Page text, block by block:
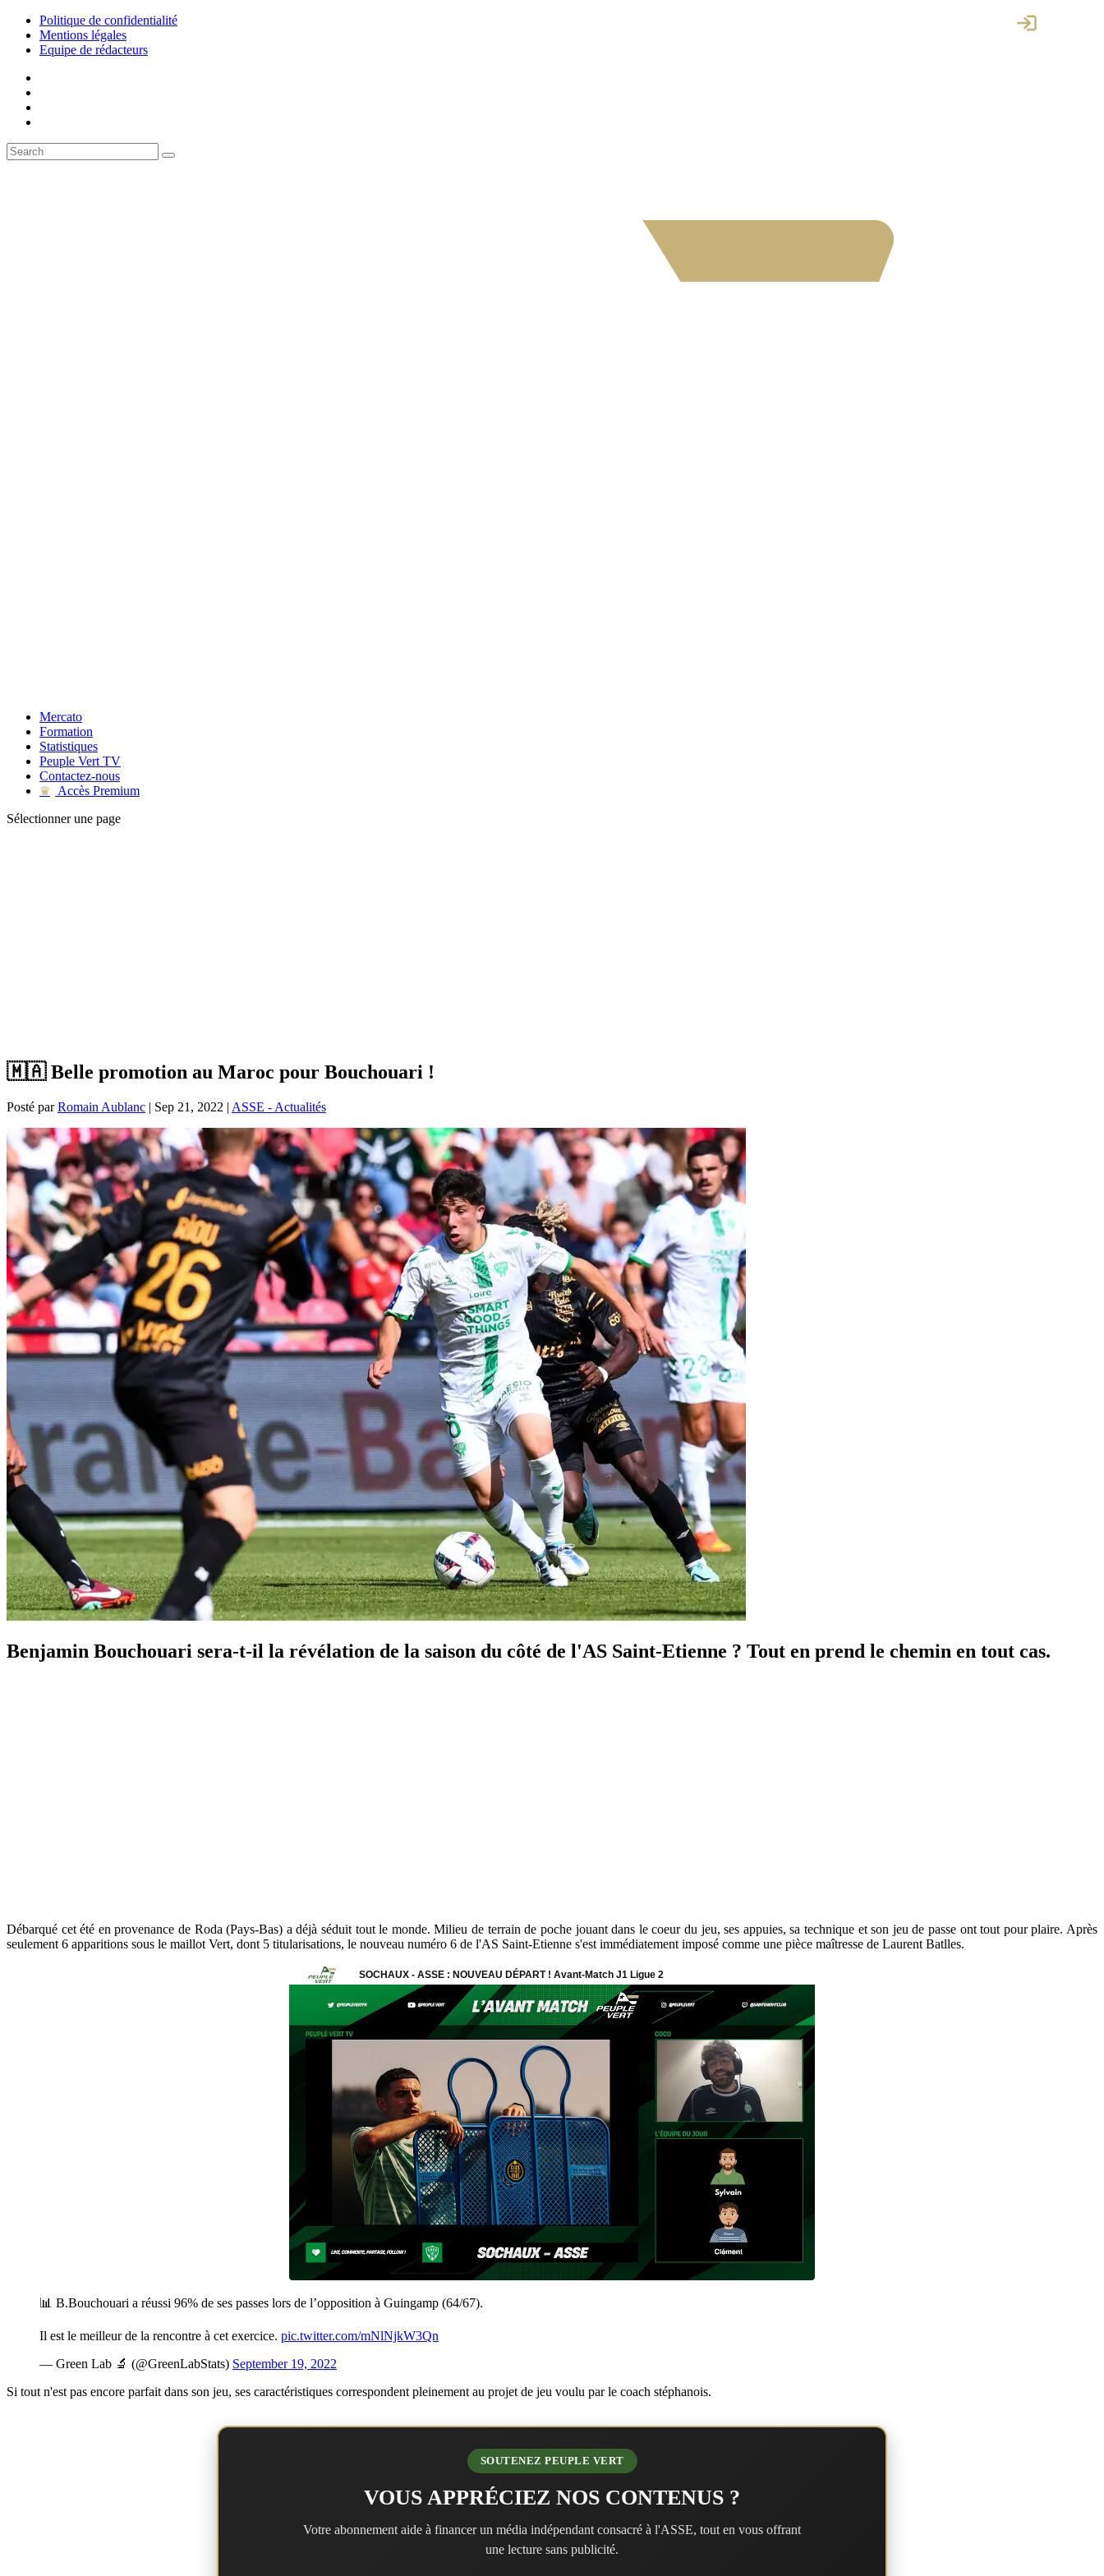
Politique de confidentialité
Mentions légales
Equipe de rédacteurs
Mercato
Formation
Statistiques
Peuple Vert TV
Contactez-nous
♛
Accès Premium
Sélectionner une page
🇲🇦 Belle promotion au Maroc pour Bouchouari !
Posté parRomain Aublanc | Sep 21, 2022 | ASSE - Actualités
Benjamin Bouchouari sera-t-il la révélation de la saison du côté de l'AS Saint-Etienne ? Tout en prend le chemin en tout cas.
Débarqué cet été en provenance de Roda (Pays-Bas) a déjà séduit tout le monde. Milieu de terrain de poche jouant dans le coeur du jeu, ses appuies, sa technique et son jeu de passe ont tout pour plaire. Après
seulement 6 apparitions sous le maillot Vert, dont 5 titularisations, le nouveau numéro 6 de l'AS Saint-Etienne s'est immédiatement imposé comme une pièce maîtresse de Laurent Batlles.
📊 B.Bouchouari a réussi 96% de ses passes lors de l’opposition à Guingamp (64/67).
Il est le meilleur de la rencontre à cet exercice. pic.twitter.com/mNlNjkW3Qn
— Green Lab 🔬 (@GreenLabStats) September 19, 2022
Si tout n'est pas encore parfait dans son jeu, ses caractéristiques correspondent pleinement au projet de jeu voulu par le coach stéphanois.
SOUTENEZ PEUPLE VERT
VOUS APPRÉCIEZ NOS CONTENUS ?
Votre abonnement aide à financer un média indépendant consacré à l'ASSE, tout en vous offrant
une lecture sans publicité.